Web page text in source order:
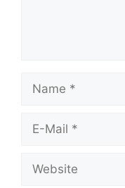
Name
Website